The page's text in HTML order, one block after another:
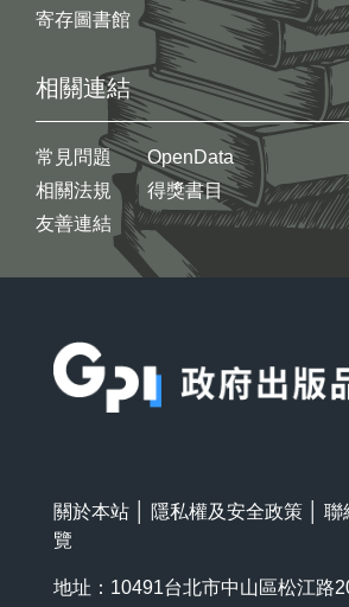
寄存圖書館
相關連結
常見問題
相關法規
友善連結
OpenData
得獎書目
關於本站 隱私權及安全政策 聯
覽
地址：10491台北市中山區松江路